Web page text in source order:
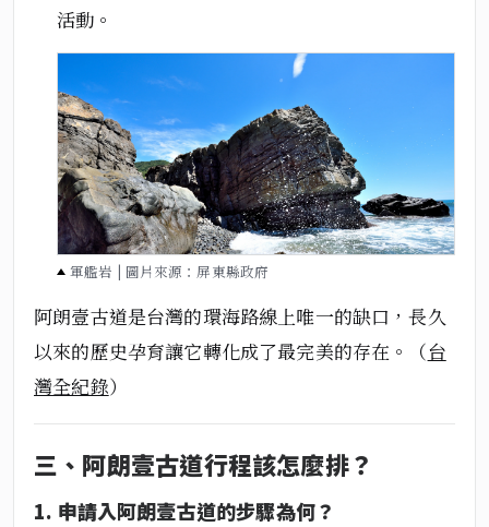
活動。
軍艦岩 | 圖片來源：屏東縣政府
阿朗壹古道是台灣的環海路線上唯一的缺口，長久
以來的歷史孕育讓它轉化成了最完美的存在。（台
灣全紀錄）
三、阿朗壹古道行程該怎麼排？
1. 申請入阿朗壹古道的步驟為何？